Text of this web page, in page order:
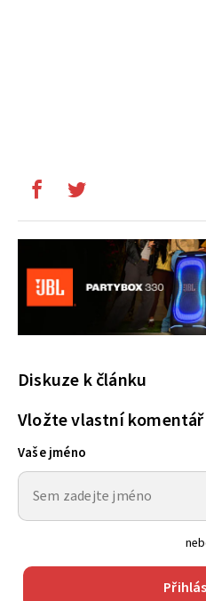
Diskuze k článku
Vložte vlastní komentář
Vaše jméno